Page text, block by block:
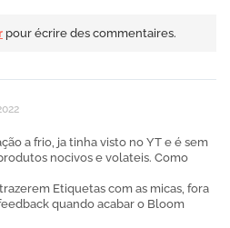
pour écrire des commentaires.
a frio, ja tinha visto no YT e é sem
nocivos e volateis. Como
Etiquetas com as micas, fora
quando acabar o Bloom